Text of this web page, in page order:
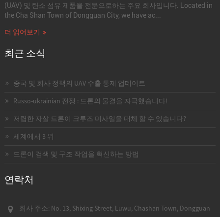
(UAV) 및 탄소 섬유 제품을 전문으로하는 주요 회사입니다. Located in
the Cha Shan Town of Dongguan City, we have ac...
더 읽어보기
최근 소식
중국 및 회사 정책의 UAV 수출 통제 업데이트
Russo-ukrainian 전쟁 : 드론의 물결을 자극했습니다!
저렴한 자살 드론이 크루즈 미사일을 대체 할 수 있습니다?
세계에서 3 위
드론이 검색 및 구조 작업을 혁신하는 방법
연락처
회사 주소: No. 13, Shixing Street, Luwu, Chashan Town, Dongguan